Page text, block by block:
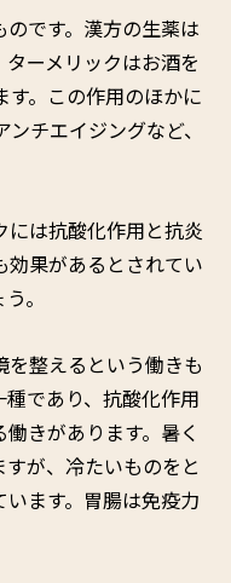
です。漢方の生薬は
ーメリックはお酒を
。この作用のほかに
チエイジングなど、
には抗酸化作用と抗炎
果があるとされてい
。
整えるという働きも
であり、抗酸化作用
きがあります。暑く
が、冷たいものをと
ます。胃腸は免疫力